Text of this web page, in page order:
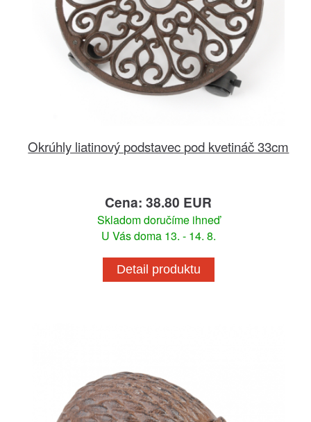
Okrúhly liatinový podstavec pod kvetináč 33cm
Cena: 38.80 EUR
Skladom doručíme ihneď
U Vás doma 13. - 14. 8.
Detail produktu